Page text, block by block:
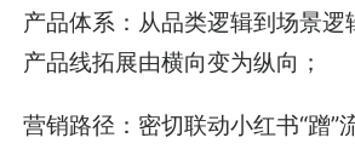
产品体系：从品类逻辑到场景逻
产品线拓展由横向变为纵向；
营销路径：密切联动小红书“蹭”